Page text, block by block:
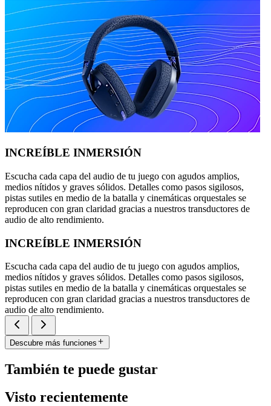
INCREÍBLE INMERSIÓN
Escucha cada capa del audio de tu juego con agudos amplios,
medios nítidos y graves sólidos. Detalles como pasos sigilosos,
pistas sutiles en medio de la batalla y cinemáticas orquestales se
reproducen con gran claridad gracias a nuestros transductores de
audio de alto rendimiento.
INCREÍBLE INMERSIÓN
Escucha cada capa del audio de tu juego con agudos amplios,
medios nítidos y graves sólidos. Detalles como pasos sigilosos,
pistas sutiles en medio de la batalla y cinemáticas orquestales se
reproducen con gran claridad gracias a nuestros transductores de
audio de alto rendimiento.
Descubre más funciones
También te puede gustar
Visto recientemente